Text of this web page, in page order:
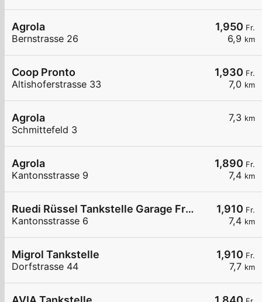
1,950 Fr.
6,9 km
Agrola
Bernstrasse 26
1,930 Fr.
7,0 km
Coop Pronto
Altishoferstrasse 33
7,3 km
Agrola
Schmittefeld 3
1,890 Fr.
7,4 km
Agrola
Kantonsstrasse 9
1,910 Fr.
7,4 km
Ruedi Rüssel Tankstelle Garage Franz Wey
Kantonsstrasse 6
1,910 Fr.
7,7 km
Migrol Tankstelle
Dorfstrasse 44